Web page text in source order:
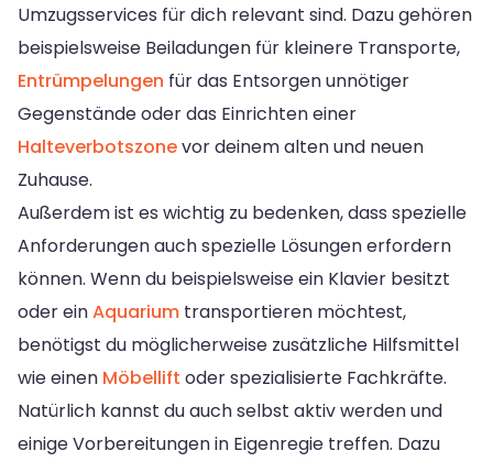
Umzugsservices für dich relevant sind. Dazu gehören
beispielsweise Beiladungen für kleinere Transporte,
Entrümpelungen für das Entsorgen unnötiger
Gegenstände oder das Einrichten einer
Halteverbotszonevor deinem alten und neuen
Zuhause.
Außerdem ist es wichtig zu bedenken, dass spezielle
Anforderungen auch spezielle Lösungen erfordern
können. Wenn du beispielsweise ein Klavier besitzt
oder einAquarium transportieren möchtest,
benötigst du möglicherweise zusätzliche Hilfsmittel
wie einen Möbellift oder spezialisierte Fachkräfte.
Natürlich kannst du auch selbst aktiv werden und
einige Vorbereitungen in Eigenregie treffen. Dazu